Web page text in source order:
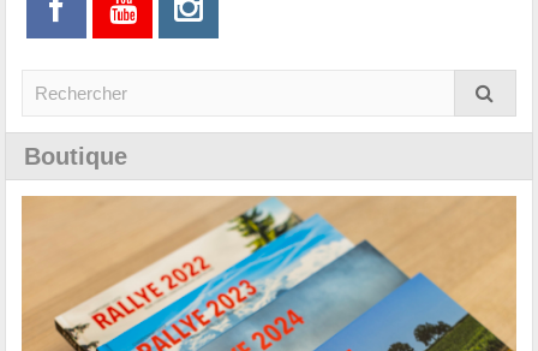
Boutique